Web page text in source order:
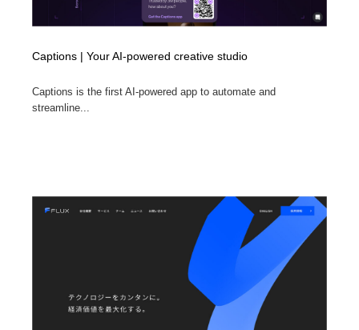
Captions | Your AI-powered creative studio
Captions is the first AI-powered app to automate and
streamline...